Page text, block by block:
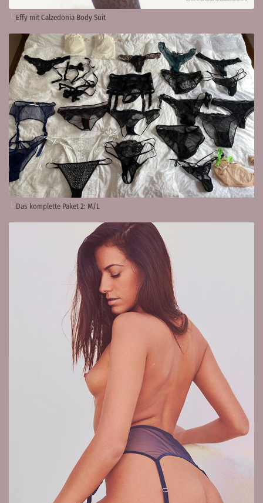
Effy mit Calzedonia Body Suit
Das komplette Paket 2: M/L